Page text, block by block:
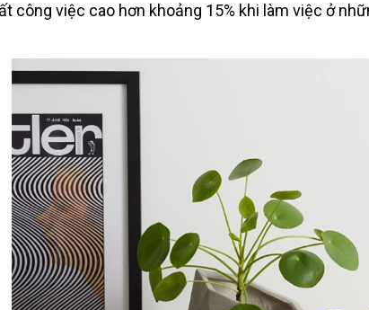
công việc cao hơn khoảng 15% khi làm việc ở